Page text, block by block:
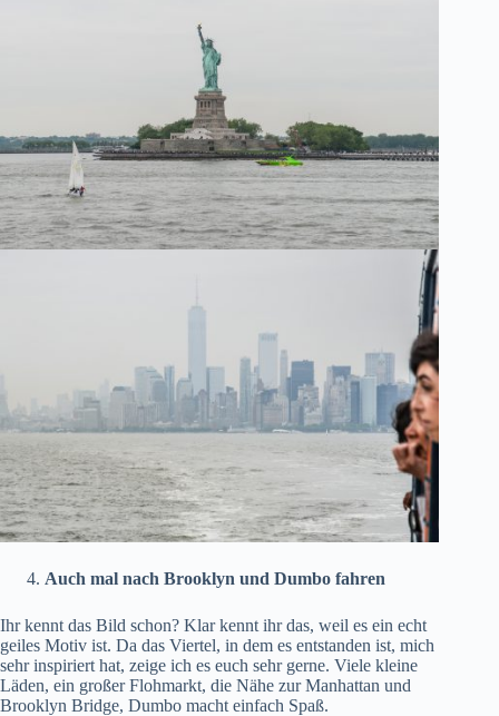
Auch mal nach Brooklyn und Dumbo fahren
Ihr kennt das Bild schon? Klar kennt ihr das, weil es ein echt
geiles Motiv ist. Da das Viertel, in dem es entstanden ist, mich
sehr inspiriert hat, zeige ich es euch sehr gerne. Viele kleine
Läden, ein großer Flohmarkt, die Nähe zur Manhattan und
Brooklyn Bridge, Dumbo macht einfach Spaß.